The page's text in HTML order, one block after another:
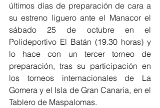
últimos días de preparación de cara a
su estreno liguero ante el Manacor el
sábado 25 de octubre en el
Polideportivo El Batán (19.30 horas) y
lo hace con un tercer torneo de
preparación, tras su participación en
los torneos internacionales de La
Gomera y el Isla de Gran Canaria, en el
Tablero de Maspalomas.